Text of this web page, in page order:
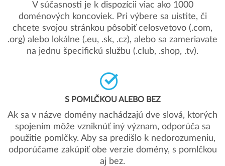
V súčasnosti je k dispozícii viac ako 1000
doménových koncoviek. Pri výbere sa uistite, či
chcete svojou stránkou pôsobiť celosvetovo (.com,
.org) alebo lokálne (.eu, .sk, .cz), alebo sa zameriavate
na jednu špecifickú službu (.club, .shop, .tv).
S POMLČKOU ALEBO BEZ
Ak sa v názve domény nachádzajú dve slová, ktorých
spojením môže vzniknúť iný význam, odporúča sa
použitie pomlčky. Aby sa predišlo k nedorozumeniu,
odporúčame zakúpiť obe verzie domény, s pomlčkou
aj bez.